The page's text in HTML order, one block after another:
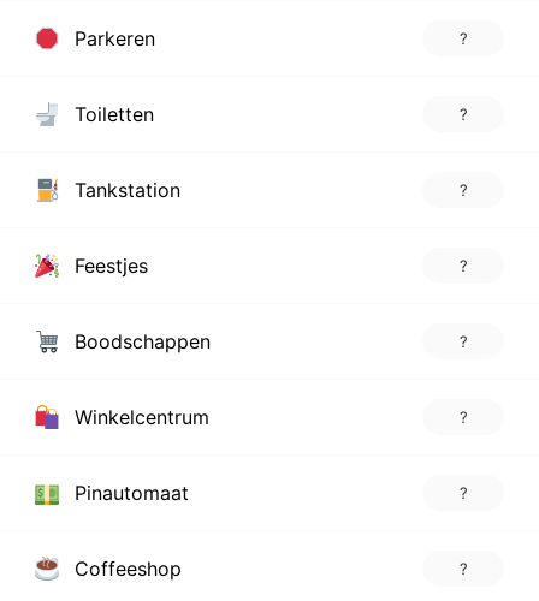
Parkeren ?
Toiletten ?
Tankstation ?
Feestjes ?
Boodschappen ?
Winkelcentrum ?
Pinautomaat ?
Coffeeshop ?